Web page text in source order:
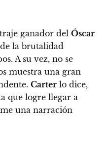
ganador del Óscar
la brutalidad
A su vez, no se
muestra una gran
Carter lo dice,
que logre llegar a
una narración